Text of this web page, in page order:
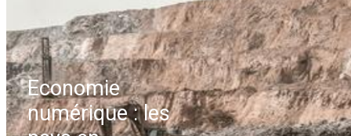
Economie
numérique : les